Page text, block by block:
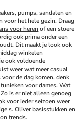
pumps, sandalen en
voor het hele gezin. Draag
voor heren
ook prima onder een
Dit maakt je look ook
winkelen
ook voldoende
weer wat meer casual
de dag komen, denk
tunieken voor dames. Wat
is er niet alleen genoeg
voor ieder seizoen weer
s. Oliver basisstukken en
trends.